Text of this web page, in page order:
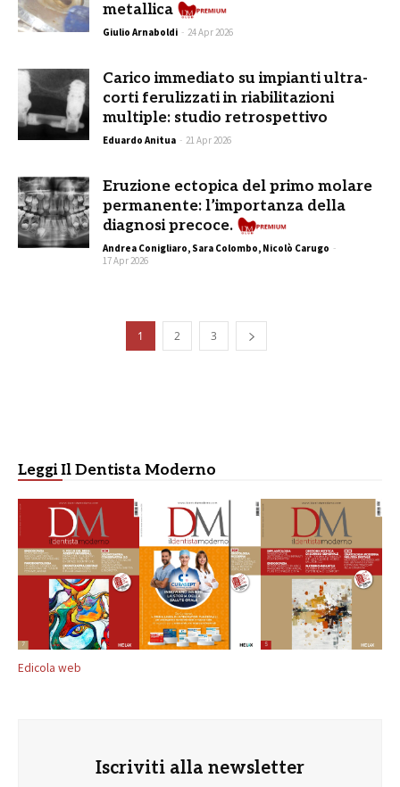
metallica
Giulio Arnaboldi - 24 Apr 2026
Carico immediato su impianti ultra-
corti ferulizzati in riabilitazioni
multiple: studio retrospettivo
Eduardo Anitua - 21 Apr 2026
Eruzione ectopica del primo molare
permanente: l’importanza della
diagnosi precoce.
Andrea Conigliaro, Sara Colombo, Nicolò Carugo -
17 Apr 2026
1 2 3
Leggi Il Dentista Moderno
Edicola web
Iscriviti alla newsletter